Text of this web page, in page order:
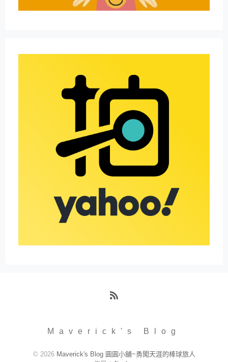
Maverick's Blog
© 2026 Maverick's Blog 圓圓小舖~勇闖天涯的棒球旅人